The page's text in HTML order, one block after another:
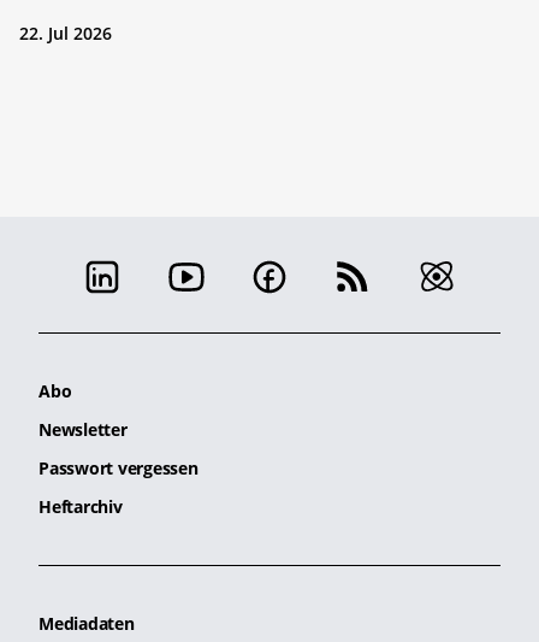
22. Jul 2026
Abo
Newsletter
Passwort vergessen
Heftarchiv
Mediadaten